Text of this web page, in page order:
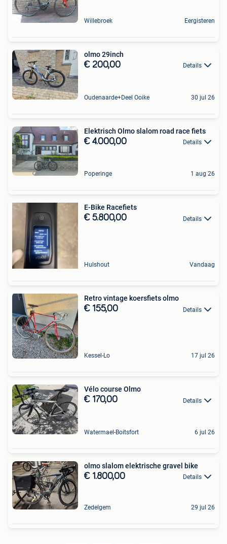
Willebroek Eergisteren
olmo 29inch
€ 200,00 Details
Oudenaarde+Deel Ooike 30 jul 26
Elektrisch Olmo slalom road race fiets
€ 4.000,00 Details
Poperinge 1 aug 26
E-Bike Racefiets
€ 5.800,00 Details
Hulshout Vandaag
Retro vintage koersfiets olmo
€ 155,00 Details
Kessel-Lo 17 jul 26
Vélo course Olmo
€ 170,00 Details
Watermael-Boitsfort 6 jul 26
olmo slalom elektrische gravel bike
€ 1.800,00 Details
Zedelgem 29 jul 26